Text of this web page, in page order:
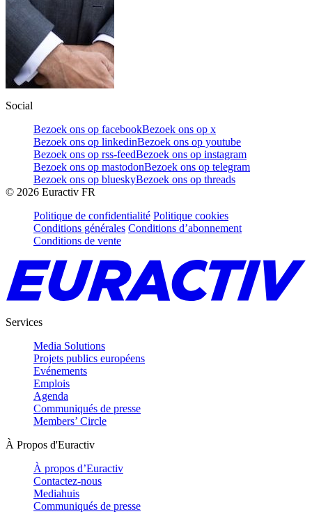
Social
Bezoek ons op facebookBezoek ons op x
Bezoek ons op linkedinBezoek ons op youtube
Bezoek ons op rss-feedBezoek ons op instagram
Bezoek ons op mastodonBezoek ons op telegram
Bezoek ons op blueskyBezoek ons op threads
© 2026 Euractiv FR
Politique de confidentialité Politique cookies
Conditions générales Conditions d’abonnement
Conditions de vente
Services
Media Solutions
Projets publics européens
Evénements
Emplois
Agenda
Communiqués de presse
Members’ Circle
À Propos d'Euractiv
À propos d’Euractiv
Contactez-nous
Mediahuis
Communiqués de presse